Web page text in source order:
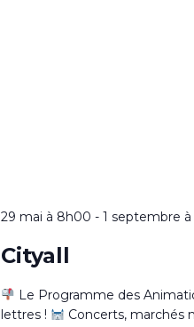
29 mai à 8h00 - 1 septembre
Cityall
Le Programme des
lettres !
Concerts, marchés